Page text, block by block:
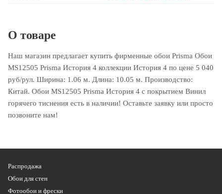
О товаре
Наш магазин предлагает купить фирменные обои Prisma Обои
MS12505 Prisma История 4 коллекции История 4 по цене 5 040
руб/рул. Ширина: 1.06 м. Длина: 10.05 м. Производство:
Китай. Обои MS12505 Prisma История 4 с покрытием Винил
горячего тиснения есть в наличии! Оставьте заявку или просто
позвоните нам!
Распродажа
Обои для стен
Фотообои и фрески